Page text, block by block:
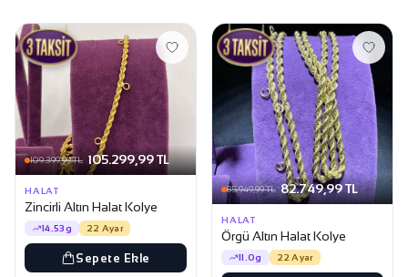
109.399,99 TL 105.299,99 TL
HALAT
Zincirli Altın Halat Kolye
14.53g 22 Ayar
Sepete Ekle
85.949,99 TL 82.749,99 TL
HALAT
Örgü Altın Halat Kolye
11.0g 22 Ayar